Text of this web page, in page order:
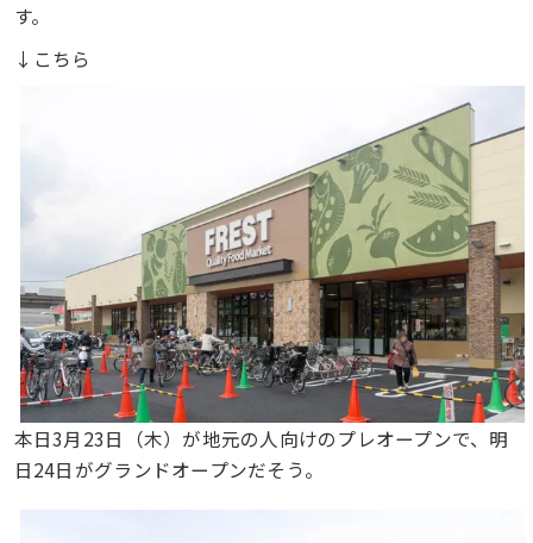
す。
↓こちら
本日3月23日（木）が地元の人向けのプレオープンで、明
日24日がグランドオープンだそう。